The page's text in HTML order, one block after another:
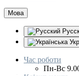
Мова
Час роботи
Пн-Вс